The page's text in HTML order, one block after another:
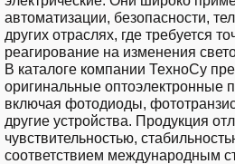
автоматизации, безопасности,
других отраслях, где требуется
реагирование на изменения
В каталоге компании ТехноСу
оригинальные оптоэлектронные
включая фотодиоды,
другие устройства. Продукция
чувствительностью,
соответствием международным